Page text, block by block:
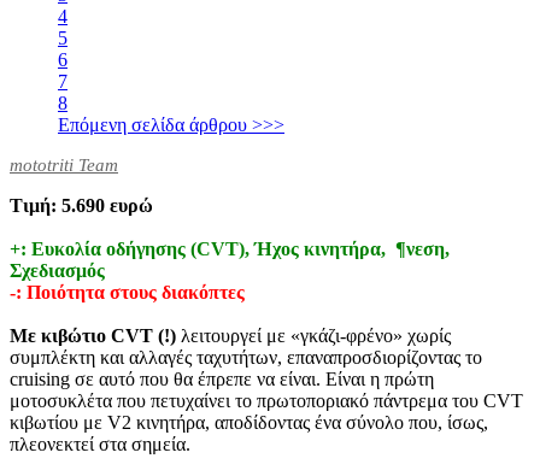
4
5
6
7
8
Επόμενη σελίδα άρθρου >>>
mototriti Team
Τιμή: 5.690 ευρώ
+: Ευκολία οδήγησης (CVT), Ήχος κινητήρα, ¶νεση,
Σχεδιασμός
-: Ποιότητα στους διακόπτες
Με κιβώτιο CVT (!) λειτουργεί με «γκάζι-φρένο» χωρίς
συμπλέκτη και αλλαγές ταχυτήτων, επαναπροσδιορίζοντας το
cruising σε αυτό που θα έπρεπε να είναι. Είναι η πρώτη
μοτοσυκλέτα που πετυχαίνει το πρωτοποριακό πάντρεμα του CVT
κιβωτίου με V2 κινητήρα, αποδίδοντας ένα σύνολο που, ίσως,
πλεονεκτεί στα σημεία.